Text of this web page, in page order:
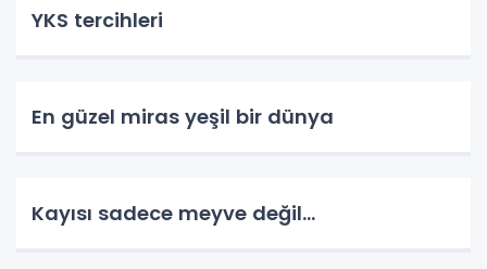
YKS tercihleri
En güzel miras yeşil bir dünya
Kayısı sadece meyve değil…